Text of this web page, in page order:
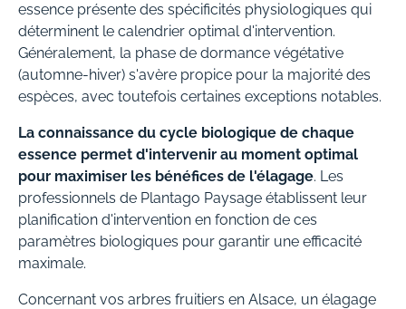
essence présente des spécificités physiologiques qui
déterminent le calendrier optimal d'intervention.
Généralement, la phase de dormance végétative
(automne-hiver) s'avère propice pour la majorité des
espèces, avec toutefois certaines exceptions notables.
La connaissance du cycle biologique de chaque
essence permet d'intervenir au moment optimal
pour maximiser les bénéfices de l'élagage. Les
professionnels de Plantago Paysage établissent leur
planification d'intervention en fonction de ces
paramètres biologiques pour garantir une efficacité
maximale.
Concernant vos arbres fruitiers en Alsace, un élagage